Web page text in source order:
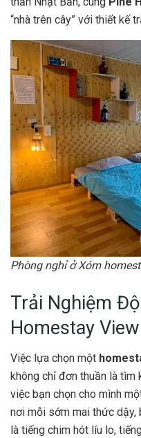
“nhà trên cây” với thiết kế
Phòng nghỉ ở Xóm
Trải Nghiệm
Homestay
Việc lựa chọn một
không chỉ đơn thuần là
việc bạn chọn cho mình
nơi mỗi sớm mai thức dậy,
là tiếng chim hót líu lo,